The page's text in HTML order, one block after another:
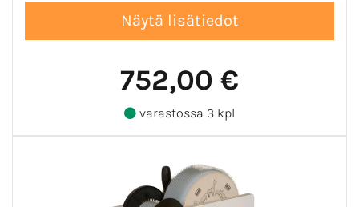
752,00 €
varastossa 3 kpl